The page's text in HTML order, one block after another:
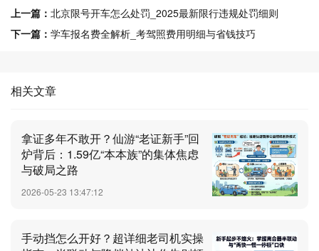
上一篇： 北京限号开车怎么处罚_2025最新限行违规处罚细则
下一篇： 学车报名费全解析_考驾照费用明细与省钱技巧
相关文章
拿证多年不敢开？仙游“老证新手”回
炉背后：1.59亿“本本族”的集体焦虑
与破局之路
2026-05-23 13:47:12
手动挡怎么开好？超详细老司机实操